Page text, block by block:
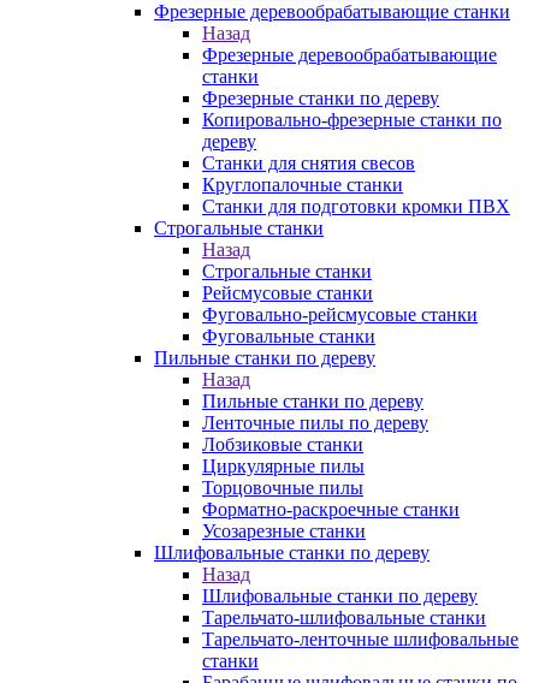
Фрезерные деревообрабатывающие станки
Назад
Фрезерные деревообрабатывающие
станки
Фрезерные станки по дереву
Копировально-фрезерные станки по
дереву
Станки для снятия свесов
Круглопалочные станки
Станки для подготовки кромки ПВХ
Строгальные станки
Назад
Строгальные станки
Рейсмусовые станки
Фуговально-рейсмусовые станки
Фуговальные станки
Пильные станки по дереву
Назад
Пильные станки по дереву
Ленточные пилы по дереву
Лобзиковые станки
Циркулярные пилы
Торцовочные пилы
Форматно-раскроечные станки
Усозарезные станки
Шлифовальные станки по дереву
Назад
Шлифовальные станки по дереву
Тарельчато-шлифовальные станки
Тарельчато-ленточные шлифовальные
станки